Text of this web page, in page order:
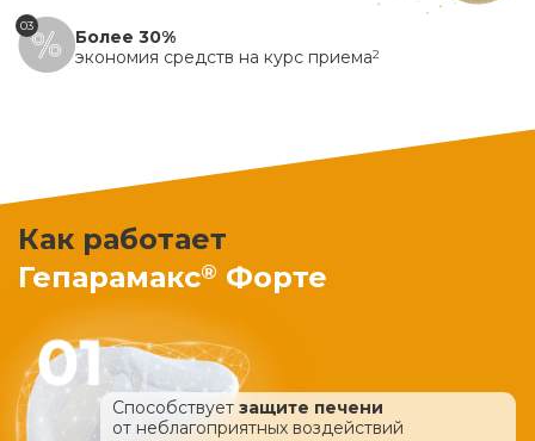
03
Более 30%
экономия средств на курс приема2
Как работает
Гепарамакс® Форте
Способствует защите печени
от неблагоприятных воздействий